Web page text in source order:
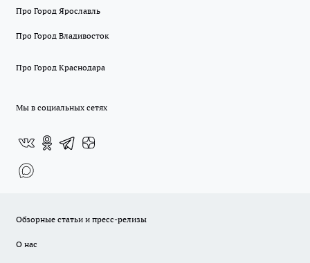
Про Город Ярославль
Про Город Владивосток
Про Город Краснодара
Мы в социальных сетях
Обзорные статьи и пресс-релизы
О нас